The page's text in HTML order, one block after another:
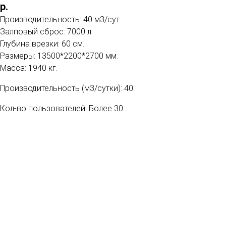
р.
Производительность: 40 м3/сут.
Залповый сброс: 7000 л.
Глубина врезки: 60 см.
Размеры: 13500*2200*2700 мм.
Масса: 1940 кг.
Производительность (м3/сутки): 40
Кол-во пользователей: Более 30